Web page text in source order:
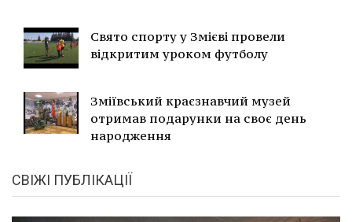
Свято спорту у Змієві провели
відкритим уроком футболу
Зміївський краєзнавчий музей
отримав подарунки на своє день
народження
СВІЖІ ПУБЛІКАЦІЇ